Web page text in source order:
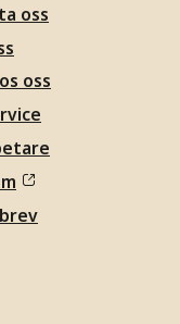
oss
oss